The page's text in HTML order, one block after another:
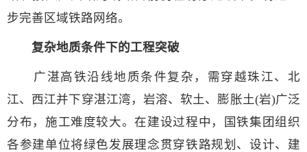
步完善区域铁路网络。
复杂地质条件下的工程突破
广湛高铁沿线地质条件复杂，需穿越珠江、北
江、西江并下穿湛江湾，岩溶、软土、膨胀土(岩)广泛
分布，施工难度较大。在建设过程中，国铁集团组织
各参建单位将绿色发展理念贯穿铁路规划、设计、建